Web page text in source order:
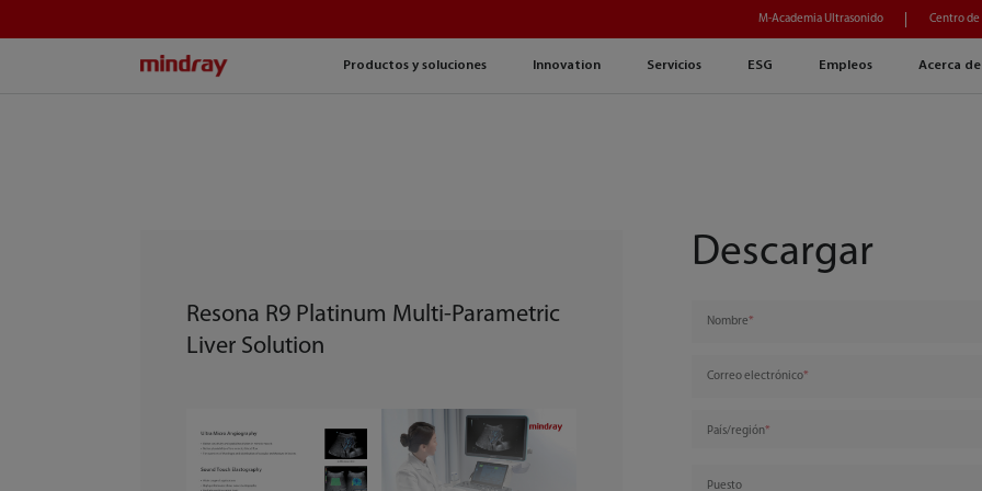
Productos y soluciones Innovation Servicios ESG Empleos Acerca
M-Academia Ultrasonido Centro de
Resona R9 Platinum Multi-Parametric
Liver Solution
Descargar
Nombre
Correo electrónico
País/región
Puesto